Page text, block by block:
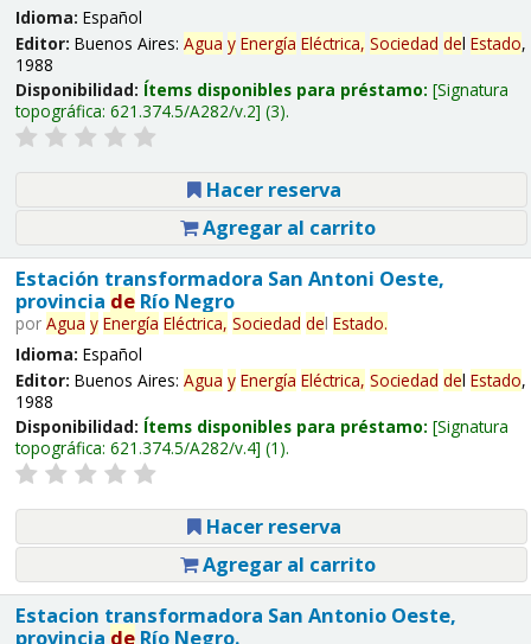
Idioma: Español
Editor: Buenos Aires: Agua y Energía Eléctrica, Sociedad del Estado,
1988
Disponibilidad: Ítems disponibles para préstamo: Signatura
topográfica: 621.374.5/A282/v.2 (3).
Hacer reserva
Agregar al carrito
Estación transformadora San Antoni Oeste,
provincia deRío Negro
por Agua y Energía Eléctrica, Sociedad del Estado.
Idioma: Español
Editor: Buenos Aires: Agua y Energía Eléctrica, Sociedad del Estado,
1988
Disponibilidad: Ítems disponibles para préstamo: Signatura
topográfica: 621.374.5/A282/v.4 (1).
Hacer reserva
Agregar al carrito
Estacion transformadora San Antonio Oeste,
provincia deRío Negro.